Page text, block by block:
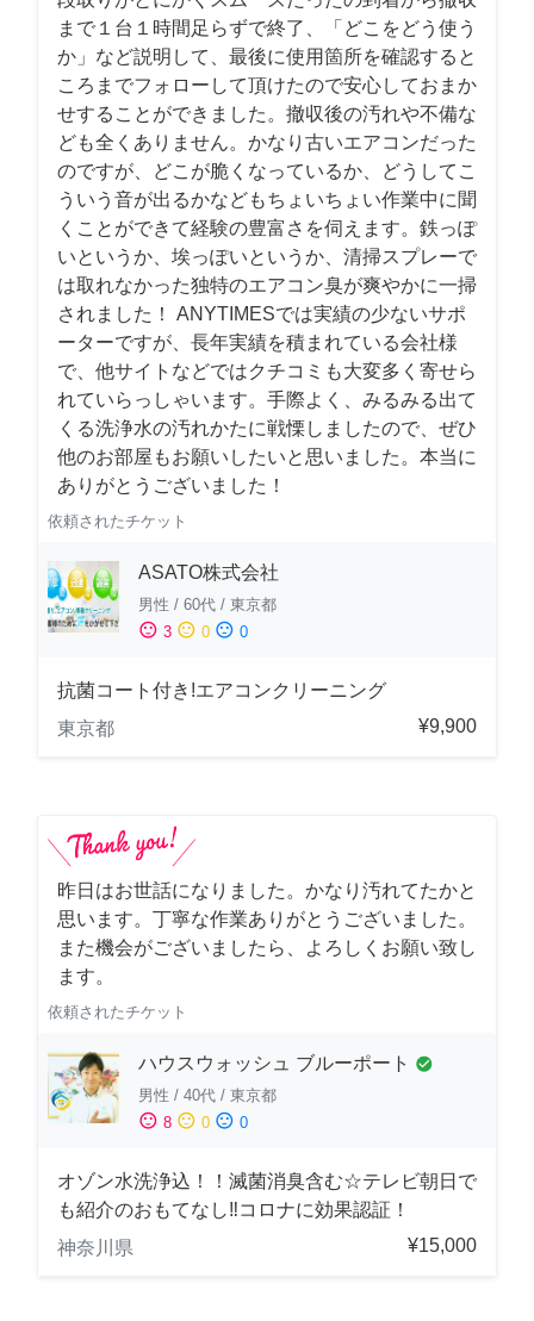
まで１台１時間足らずで終了、「どこをどう使う
か」など説明して、最後に使用箇所を確認すると
ころまでフォローして頂けたので安心しておまか
せすることができました。撤収後の汚れや不備な
ども全くありません。かなり古いエアコンだった
のですが、どこが脆くなっているか、どうしてこ
ういう音が出るかなどもちょいちょい作業中に聞
くことができて経験の豊富さを伺えます。鉄っぽ
いというか、埃っぽいというか、清掃スプレーで
は取れなかった独特のエアコン臭が爽やかに一掃
されました！ ANYTIMESでは実績の少ないサポ
ーターですが、長年実績を積まれている会社様
で、他サイトなどではクチコミも大変多く寄せら
れていらっしゃいます。手際よく、みるみる出て
くる洗浄水の汚れかたに戦慄しましたので、ぜひ
他のお部屋もお願いしたいと思いました。本当に
ありがとうございました！
依頼されたチケット
ASATO株式会社
男性 / 60代 / 東京都
sentiment_satisfied 3 sentiment_neutral 0 sentiment_dissatisfied 0
抗菌コート付き!エアコンクリーニング
東京都
¥9,900
昨日はお世話になりました。かなり汚れてたかと
思います。丁寧な作業ありがとうございました。
また機会がございましたら、よろしくお願い致し
ます。
依頼されたチケット
ハウスウォッシュ ブルーポート check_circle
男性 / 40代 / 東京都
sentiment_satisfied 8 sentiment_neutral 0 sentiment_dissatisfied 0
オゾン水洗浄込！！滅菌消臭含む☆テレビ朝日で
も紹介のおもてなし‼コロナに効果認証！
神奈川県
¥15,000